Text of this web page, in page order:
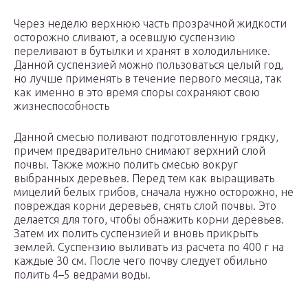
Через неделю верхнюю часть прозрачной жидкости
осторожно сливают, а осевшую суспензию
переливают в бутылки и хранят в холодильнике.
Данной суспензией можно пользоваться целый год,
но лучше применять в течение первого месяца, так
как именно в это время споры сохраняют свою
жизнеспособность
Данной смесью поливают подготовленную грядку,
причем предварительно снимают верхний слой
почвы. Также можно полить смесью вокруг
выбранных деревьев. Перед тем как выращивать
мицелий белых грибов, сначала нужно осторожно, не
повреждая корни деревьев, снять слой почвы. Это
делается для того, чтобы обнажить корни деревьев.
Затем их полить суспензией и вновь прикрыть
землей. Суспензию выливать из расчета по 400 г на
каждые 30 см. После чего почву следует обильно
полить 4–5 ведрами воды.